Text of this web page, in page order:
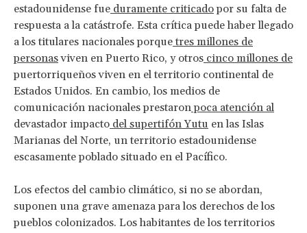
estadounidense fue duramente criticadopor su falta de
respuesta a la catástrofe. Esta crítica puede haber llegado
a los titulares nacionales porque tres millones de
personasviven en Puerto Rico, y otros cinco millones de
puertorriqueños viven en el territorio continental de
Estados Unidos. En cambio, los medios de
comunicación nacionales prestaronpoca atención al
devastador impacto del supertifón Yutu en las Islas
Marianas del Norte, un territorio estadounidense
escasamente poblado situado en el Pacífico.
Los efectos del cambio climático, si no se abordan,
suponen una grave amenaza para los derechos de los
pueblos colonizados. Los habitantes de los territorios